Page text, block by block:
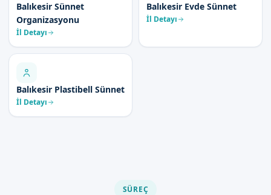
Balıkesir Sünnet
Organizasyonu
İl Detayı
Balıkesir Evde Sünnet
İl Detayı
Balıkesir Plastibell Sünnet
İl Detayı
SÜREÇ